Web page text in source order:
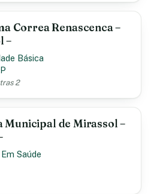
Correa Renascenca –
–
Básica
2
Municipal de Mirassol –
Saúde